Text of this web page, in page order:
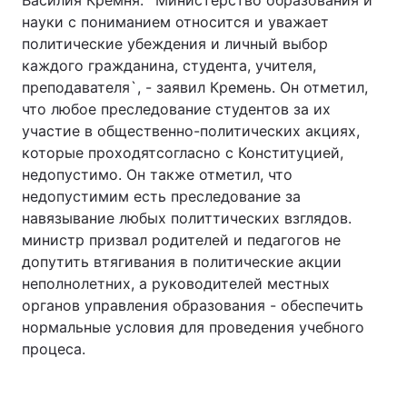
науки с пониманием относится и уважает
политические убеждения и личный выбор
каждого гражданина, студента, учителя,
преподавателя`, - заявил Кремень. Он отметил,
что любое преследование студентов за их
участие в общественно-политических акциях,
которые проходятсогласно с Конституцией,
недопустимо. Он также отметил, что
недопустимим есть преследование за
навязывание любых политтических взглядов.
министр призвал родителей и педагогов не
допутить втягивания в политические акции
неполнолетних, а руководителей местных
органов управления образования - обеспечить
нормальные условия для проведения учебного
процеса.